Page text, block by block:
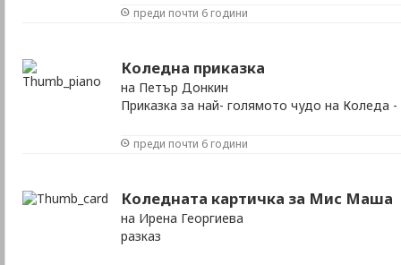
преди почти 6 години
Коледна приказка
на Петър Донкин
Приказка за най- голямото чудо на Коледа
преди почти 6 години
Коледната картичка за Мис Маша
на Ирена Георгиева
разказ